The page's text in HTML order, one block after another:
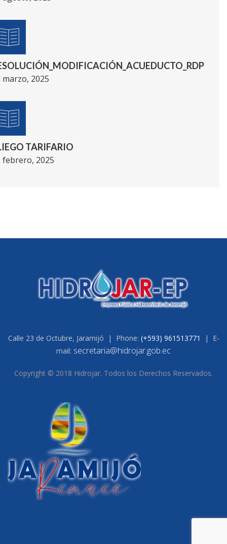
marzo, 2025
TARIFARIO
febrero, 2025
Calle 23 de Octubre, Jaramijó | Phone: (+593) 961513771
| E-
mail: secretaria@hidrojar.gob.ec
Copyright © 2018 Hidrojar. Todos los Derechos Reservados.